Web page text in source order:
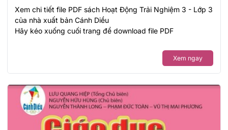
Xem chi tiết file PDF sách Hoạt Động Trải Nghiệm 3 - Lớp 3
của nhà xuất bản Cánh Diều
Hãy kéo xuống cuối trang để download file PDF
Xem ngay